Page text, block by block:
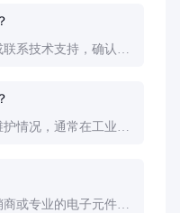
系技术支持，确认其
情况，通常在工业环
或专业的电子元件采